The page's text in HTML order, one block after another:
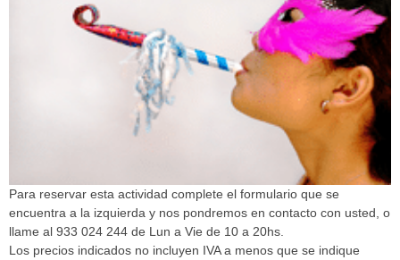
Para reservar esta actividad complete el formulario que se
encuentra a la izquierda y nos pondremos en contacto con usted, o
llame al 933 024 244 de Lun a Vie de 10 a 20hs.
Los precios indicados no incluyen IVA a menos que se indique